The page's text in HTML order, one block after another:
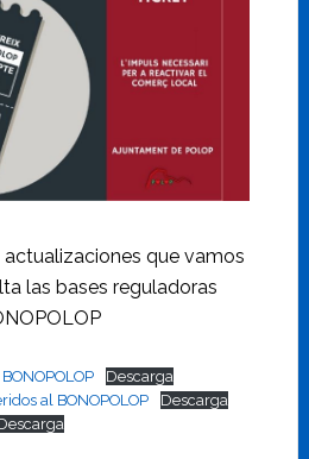
que vamos
las bases reguladoras
Descarga
al BONOPOLOP
Descarga